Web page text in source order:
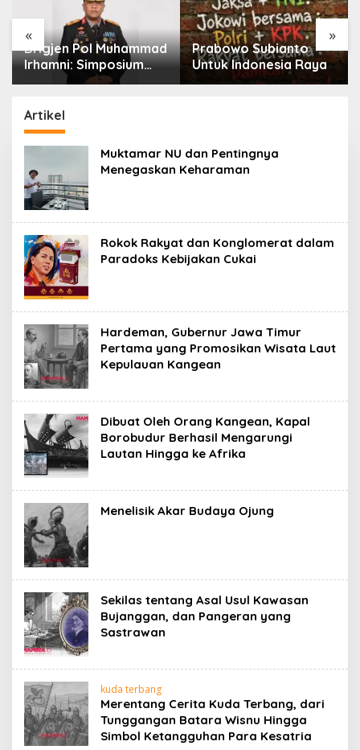
« »
Prabowo Subianto
Untuk Indonesia Raya
Karier Febrie
Andriansyah Tamat,
Kejaksaan dan
Artikel
Muktamar NU dan Pentingnya
Menegaskan Keharaman
Rokok Rakyat dan Konglomerat dalam
Paradoks Kebijakan Cukai
Hardeman, Gubernur Jawa Timur
Pertama yang Promosikan Wisata Laut
Kepulauan Kangean
Dibuat Oleh Orang Kangean, Kapal
Borobudur Berhasil Mengarungi
Lautan Hingga ke Afrika
Menelisik Akar Budaya Ojung
Sekilas tentang Asal Usul Kawasan
Bujanggan, dan Pangeran yang
Sastrawan
kuda terbang
Merentang Cerita Kuda Terbang, dari
Tunggangan Batara Wisnu Hingga
Simbol Ketangguhan Para Kesatria